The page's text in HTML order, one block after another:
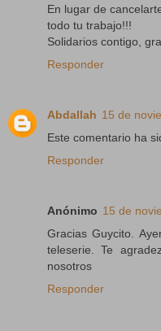
En lugar de
todo tu trabajo!!!
Solidarios contigo,
Responder
Abdallah 15 de
Este comentario ha
Responder
Anónimo 15 de
Gracias Guycito.
teleserie. Te
nosotros
Responder